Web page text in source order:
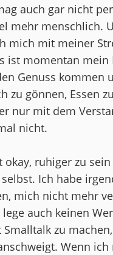
auch gar nicht
mehr menschlich.
mich mit meiner
ist momentan
Genuss kommen
zu gönnen, Essen
nur mit dem
nicht.
okay, ruhiger zu
Ich habe
mich nicht mehr
auch keinen
zu
Wenn